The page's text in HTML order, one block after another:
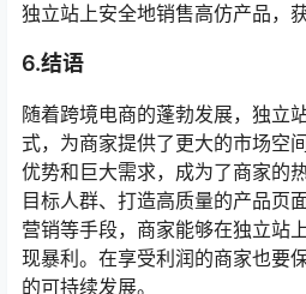
独立站上安全地销售高仿产品，
6.结语
随着跨境电商的蓬勃发展，独立
式，为商家提供了更大的市场空
优势和巨大需求，成为了商家的
目标人群、打造高质量的产品页
营销等手段，商家能够在独立站
现暴利。在享受利润的商家也要
的可持续发展。